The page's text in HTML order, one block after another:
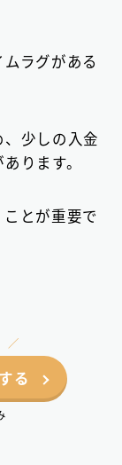
ラグがある
少しの入金
ります。
とが重要で
る